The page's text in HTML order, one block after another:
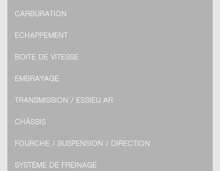
CARBURATION
ECHAPPEMENT
BOITE DE VITESSE
EMBRAYAGE
TRANSMISSION / ESSIEU AR
CHÂSSIS
FOURCHE / SUSPENSION / DIRECTION
SYSTÈME DE FREINAGE